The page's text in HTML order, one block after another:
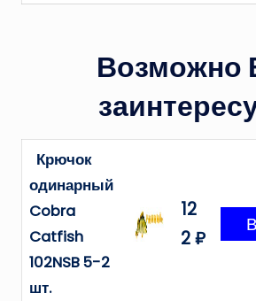
Возможно
Крючок
одинарный
Cobra
Catfish
102NSB 5-2
шт.
12
2 ₽